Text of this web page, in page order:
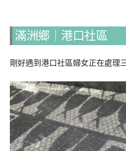
滿洲鄉｜港口社區
剛好遇到港口社區婦女正在處理